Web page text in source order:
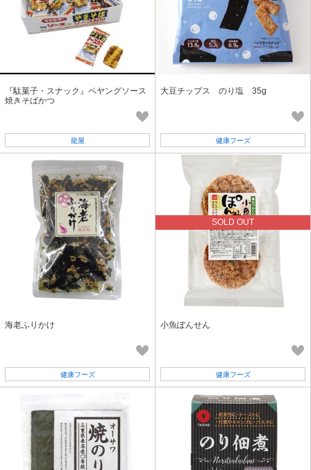
『駄菓子・スナック』ペヤングソース
焼きそばかつ
龍屋
大豆チップス のり塩 35g
健康フーズ
海老ふりかけ
健康フーズ
SOLD OUT
小魚ぽんせん
健康フーズ